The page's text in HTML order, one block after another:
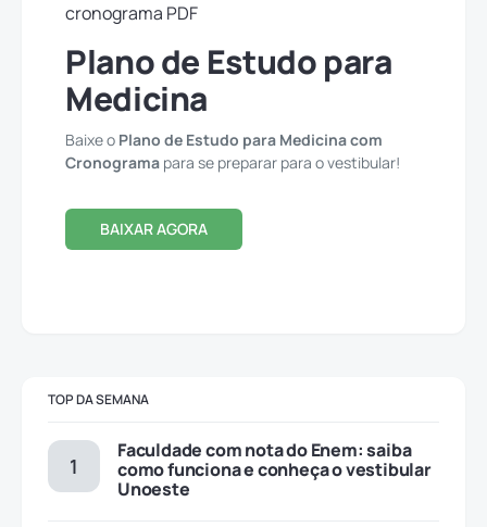
Plano de Estudo para
Medicina
Baixe o Plano de Estudo para Medicina com
Cronograma para se preparar para o vestibular!
BAIXAR AGORA
TOP DA SEMANA
Faculdade com nota do Enem: saiba
como funciona e conheça o vestibular
Unoeste